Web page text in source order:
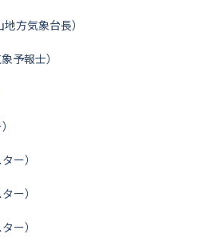
方気象台長）
予報士）
ー）
ー）
ー）